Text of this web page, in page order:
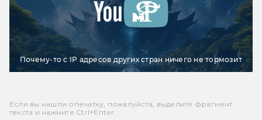
Почему-то с IP адресов других стран ничего не тормозит
Если вы нашли опечатку, пожалуйста, выделите фрагмент
текста и нажмите Ctrl+Enter.